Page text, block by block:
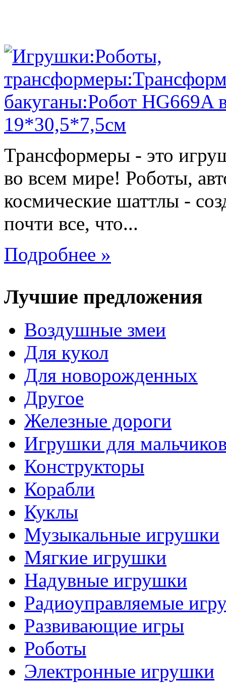
Трансформеры - это
во всем мире! Роботы,
космические шаттлы -
почти все, что...
Подробнее »
Лучшие предложения
Воздушные змеи
Для кукол
Для новорожденных
Другое
Железные дороги
Игрушки для
Конструкторы
Корабли
Куклы
Музыкальные игрушки
Мягкие игрушки
Надувные игрушки
Радиоуправляемые
Развивающие игры
Роботы
Электронные игрушки